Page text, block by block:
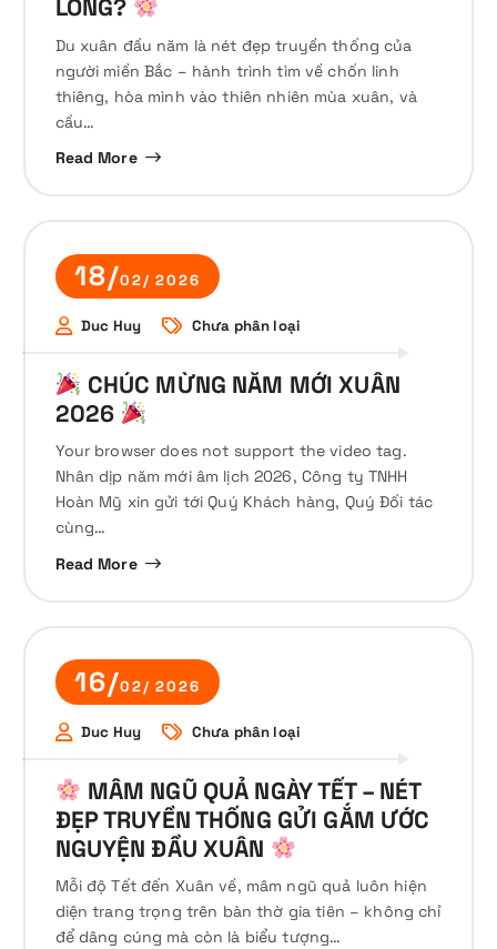
LÒNG?
Du xuân đầu năm là nét đẹp truyền thống của
người miền Bắc – hành trình tìm về chốn linh
thiêng, hòa mình vào thiên nhiên mùa xuân, và
cầu…
Read More
18/02/ 2026
Duc Huy Chưa phân loại
CHÚC MỪNG NĂM MỚI XUÂN
2026
Your browser does not support the video tag.
Nhân dịp năm mới âm lịch 2026, Công ty TNHH
Hoàn Mỹ xin gửi tới Quý Khách hàng, Quý Đối tác
cùng…
Read More
16/02/ 2026
Duc Huy Chưa phân loại
MÂM NGŨ QUẢ NGÀY TẾT – NÉT
ĐẸP TRUYỀN THỐNG GỬI GẮM ƯỚC
NGUYỆN ĐẦU XUÂN
Mỗi độ Tết đến Xuân về, mâm ngũ quả luôn hiện
diện trang trọng trên bàn thờ gia tiên – không chỉ
để dâng cúng mà còn là biểu tượng…